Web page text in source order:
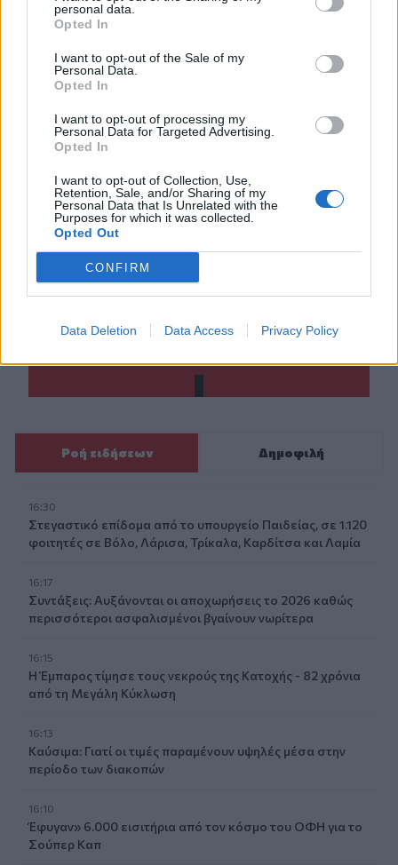
personal data.
Opted In
I want to opt-out of the Sale of my
Personal Data.
Opted In
I want to opt-out of processing my
Personal Data for Targeted Advertising.
Opted In
I want to opt-out of Collection, Use,
Retention, Sale, and/or Sharing of my
Personal Data that Is Unrelated with the
Purposes for which it was collected.
Opted Out
CONFIRM
Data Deletion Data Access Privacy Policy
ΣΧΕΤΙΚΆ TAGS
ΕΝΦΙΑ Αστοχίες Προσφυγή
Γίνε ο ρεπόρτερ του CRETALIVE
Ροή ειδήσεων Δημοφιλή
16:30
Στεγαστικό επίδομα από το υπουργείο Παιδείας, σε 1.120
φοιτητές σε Βόλο, Λάρισα, Τρίκαλα, Καρδίτσα και Λαμία
16:17
Συντάξεις: Αυξάνονται οι αποχωρήσεις το 2026 καθώς
περισσότεροι ασφαλισμένοι βγαίνουν νωρίτερα
16:15
Η Έμπαρος τίμησε τους νεκρούς της Κατοχής - 82 χρόνια
από τη Μεγάλη Κύκλωση
16:13
Καύσιμα: Γιατί οι τιμές παραμένουν υψηλές μέσα στην
περίοδο των διακοπών
16:10
Έφυγαν» 6.000 εισιτήρια από τον κόσμο του ΟΦΗ για το
Σούπερ Καπ